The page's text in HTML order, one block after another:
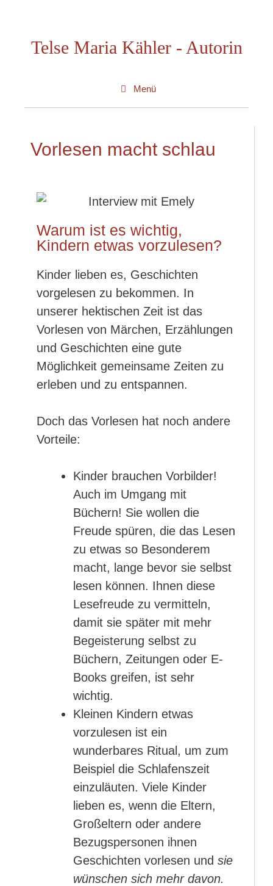
Telse Maria Kähler - Autorin
Menü
Vorlesen macht schlau
Warum ist es wichtig,
Kindern etwas vorzulesen?
Kinder lieben es, Geschichten
vorgelesen zu bekommen. In
unserer hektischen Zeit ist das
Vorlesen von Märchen, Erzählungen
und Geschichten eine gute
Möglichkeit gemeinsame Zeiten zu
erleben und zu entspannen.
Doch das Vorlesen hat noch andere
Vorteile:
Kinder brauchen Vorbilder!
Auch im Umgang mit
Büchern! Sie wollen die
Freude spüren, die das Lesen
zu etwas so Besonderem
macht, lange bevor sie selbst
lesen können. Ihnen diese
Lesefreude zu vermitteln,
damit sie später mit mehr
Begeisterung selbst zu
Büchern, Zeitungen oder E-
Books greifen, ist sehr
wichtig.
Kleinen Kindern etwas
vorzulesen ist ein
wunderbares Ritual, um zum
Beispiel die Schlafenszeit
einzuläuten. Viele Kinder
lieben es, wenn die Eltern,
Großeltern oder andere
Bezugspersonen ihnen
Geschichten vorlesen und sie
wünschen sich mehr davon.